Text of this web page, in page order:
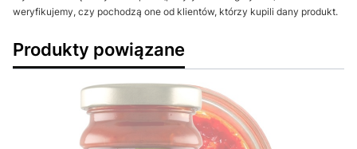
weryfikujemy, czy pochodzą one od klientów, którzy kupili dany produkt.
Produkty powiązane